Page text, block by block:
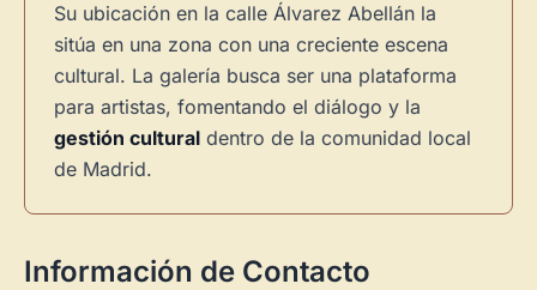
Su ubicación en la calle Álvarez Abellán la
sitúa en una zona con una creciente escena
cultural. La galería busca ser una plataforma
para artistas, fomentando el diálogo y la
gestión cultural dentro de la comunidad local
de Madrid.
Información de Contacto